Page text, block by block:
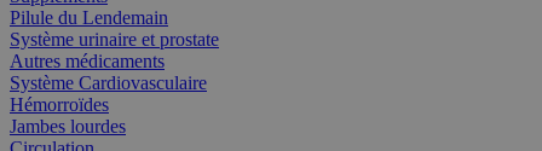
Pilule du Lendemain
Système urinaire et prostate
Autres médicaments
Système Cardiovasculaire
Hémorroïdes
Jambes lourdes